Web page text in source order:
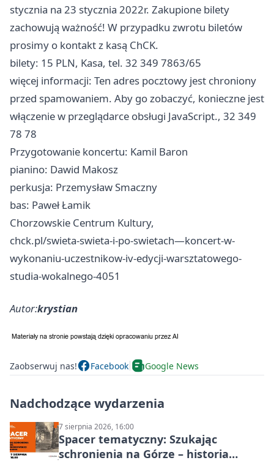
stycznia na 23 stycznia 2022r. Zakupione bilety
zachowują ważność! W przypadku zwrotu biletów
prosimy o kontakt z kasą ChCK.
bilety: 15 PLN, Kasa, tel. 32 349 7863/65
więcej informacji: Ten adres pocztowy jest chroniony
przed spamowaniem. Aby go zobaczyć, konieczne jest
włączenie w przeglądarce obsługi JavaScript., 32 349
78 78
Przygotowanie koncertu: Kamil Baron
pianino: Dawid Makosz
perkusja: Przemysław Smaczny
bas: Paweł Łamik
Chorzowskie Centrum Kultury,
chck.pl/swieta-swieta-i-po-swietach—koncert-w-
wykonaniu-uczestnikow-iv-edycji-warsztatowego-
studia-wokalnego-4051
Autor:krystian
Zaobserwuj nas! Facebook Google News
Nadchodzące wydarzenia
7 sierpnia 2026, 16:00
Spacer tematyczny: Szukając
schronienia na Górze – historia